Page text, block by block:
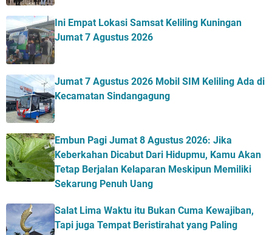
Ini Empat Lokasi Samsat Keliling Kuningan
Jumat 7 Agustus 2026
Jumat 7 Agustus 2026 Mobil SIM Keliling Ada di
Kecamatan Sindangagung
Embun Pagi Jumat 8 Agustus 2026: Jika
Keberkahan Dicabut Dari Hidupmu, Kamu Akan
Tetap Berjalan Kelaparan Meskipun Memiliki
Sekarung Penuh Uang
Salat Lima Waktu itu Bukan Cuma Kewajiban,
Tapi juga Tempat Beristirahat yang Paling